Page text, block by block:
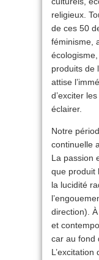
religieux.
de ces 50
féminisme,
écologisme,
produits de
attise
d’exciter
éclairer.
Notre
continuelle
La passion
que produit
la lucidité
direction). À
et
car au fond
L’excitation